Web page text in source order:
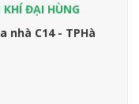
KHÍ ĐẠI HÙNG
nhà C14 - TPHà